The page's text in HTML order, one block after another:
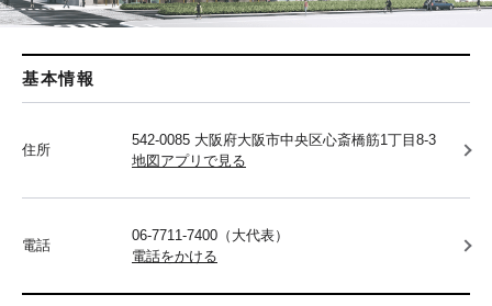
基本情報
住所
542-0085 大阪府大阪市中央区心斎橋筋1丁目8-3
地図アプリで見る
電話
06-7711-7400（大代表）
電話をかける